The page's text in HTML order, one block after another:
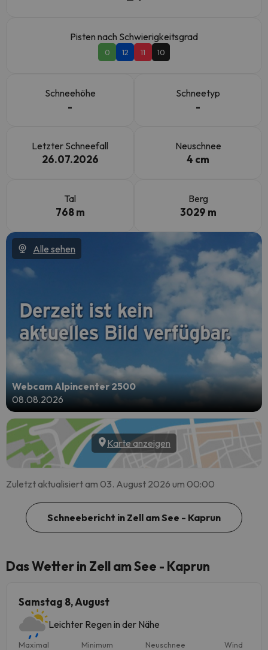
Pisten nach Schwierigkeitsgrad
0 12 11 10
Schneehöhe
-
Schneetyp
-
Letzter Schneefall
26.07.2026
Neuschnee
4 cm
Tal
768 m
Berg
3029 m
Alle sehen
Webcam Alpincenter 2500
08.08.2026
Karte anzeigen
Zuletzt aktualisiert am 03. August 2026 um 00:00
Schneebericht in Zell am See - Kaprun
Das Wetter in Zell am See - Kaprun
Samstag 8, August
Leichter Regen in der Nähe
Maximal Minimum Neuschnee Wind